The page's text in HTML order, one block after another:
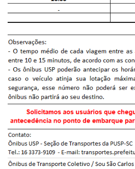
Bibliotecas
Apoio ao Estudante
RH, Administrativo e Financeiro
Outros serviços
Comunicação
Assessorias e Mídias
Aplicativos e Sites
Jornal da USP
Agenda de Eventos
Defesa de Teses